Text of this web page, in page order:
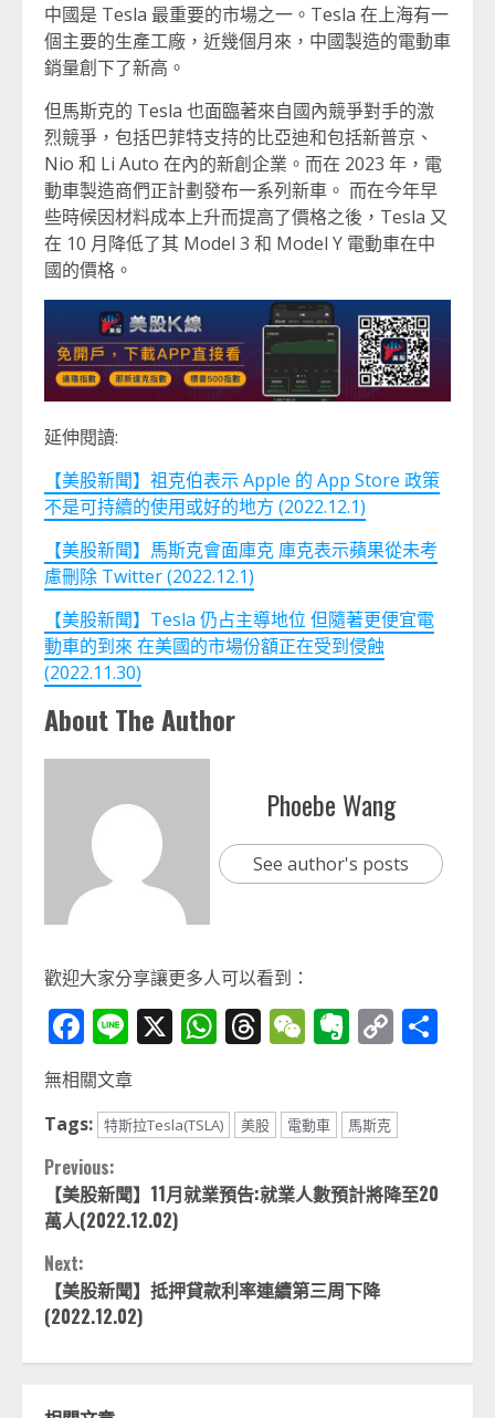
中國是 Tesla 最重要的市場之一。Tesla 在上海有一
個主要的生產工廠，近幾個月來，中國製造的電動車
銷量創下了新高。
但馬斯克的 Tesla 也面臨著來自國內競爭對手的激
烈競爭，包括巴菲特支持的比亞迪和包括新普京、
Nio 和 Li Auto 在內的新創企業。而在 2023 年，電
動車製造商們正計劃發布一系列新車。 而在今年早
些時候因材料成本上升而提高了價格之後，Tesla 又
在 10 月降低了其 Model 3 和 Model Y 電動車在中
國的價格。
延伸閱讀:
【美股新聞】祖克伯表示 Apple 的 App Store 政策
不是可持續的使用或好的地方 (2022.12.1)
【美股新聞】馬斯克會面庫克 庫克表示蘋果從未考
慮刪除 Twitter (2022.12.1)
【美股新聞】Tesla 仍占主導地位 但隨著更便宜電
動車的到來 在美國的市場份額正在受到侵蝕
(2022.11.30)
About The Author
Phoebe Wang
See author's posts
歡迎大家分享讓更多人可以看到：
Facebook
Line
X WhatsApp
Threads
WeChat
Evernote
Copy
無相關文章
Tags: 特斯拉Tesla(TSLA) 美股 電動車 馬斯克
Continue
Reading
Previous:
【美股新聞】11月就業預告:就業人數預計將降至20
萬人(2022.12.02)
Next:
【美股新聞】抵押貸款利率連續第三周下降
(2022.12.02)